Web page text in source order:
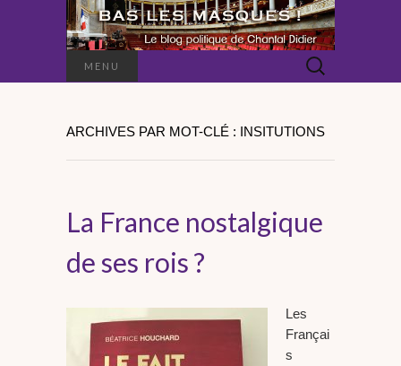
MENU Rechercher :
ARCHIVES PAR MOT-CLÉ : INSITUTIONS
La France nostalgique
de ses rois ?
Les
Françai
s